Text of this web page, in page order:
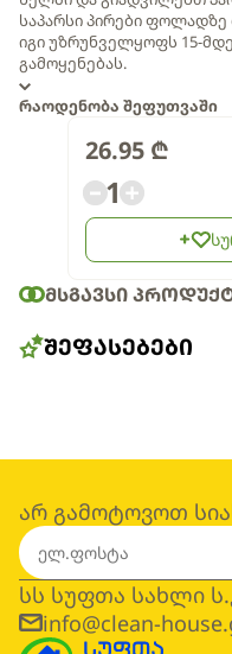
საპარსი პირები
იგი უზრუნველყოფს 15-
გამოყენებას.
რაოდენობა შეფუთვაში
26.95 ₾
1
ᲛᲡᲒᲐᲕᲡᲘ
ᲨᲔᲤᲐᲡᲔᲑᲔᲑᲘ
არ გამოტოვოთ
სს სუფთა სახლი
info@clean-